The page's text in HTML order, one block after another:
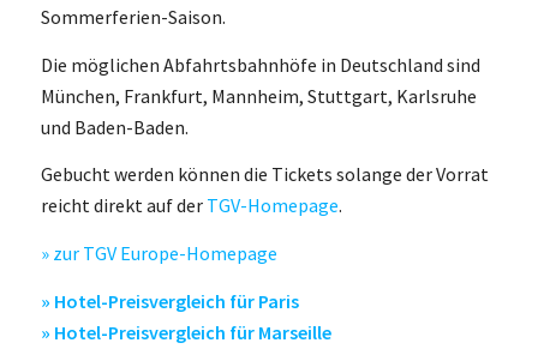
Sommerferien-Saison.
Die möglichen Abfahrtsbahnhöfe in Deutschland sind
München, Frankfurt, Mannheim, Stuttgart, Karlsruhe
und Baden-Baden.
Gebucht werden können die Tickets solange der Vorrat
reicht direkt auf der TGV-Homepage.
» zur TGV Europe-Homepage
» Hotel-Preisvergleich für Paris
» Hotel-Preisvergleich für Marseille